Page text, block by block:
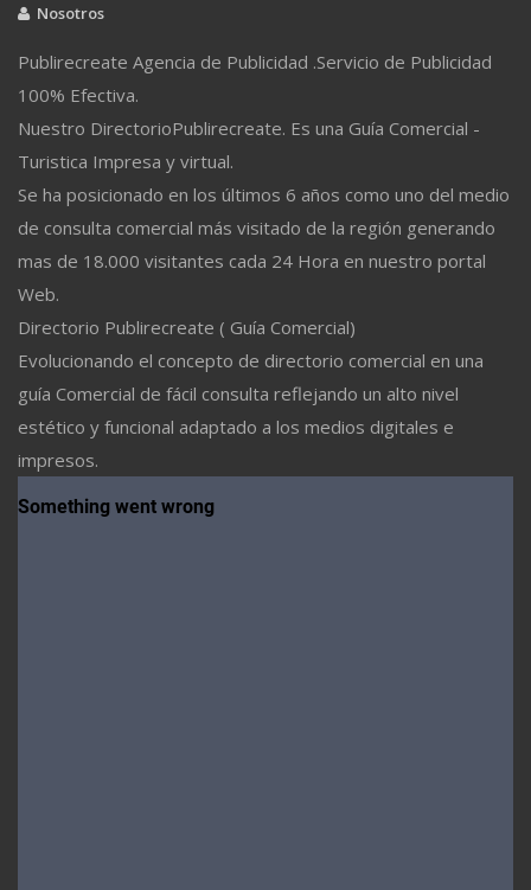
Nosotros
Publirecreate Agencia de Publicidad .Servicio de Publicidad
100% Efectiva.
Nuestro DirectorioPublirecreate. Es una Guía Comercial -
Turistica Impresa y virtual.
Se ha posicionado en los últimos 6 años como uno del medio
de consulta comercial más visitado de la región generando
mas de 18.000 visitantes cada 24 Hora en nuestro portal
Web.
Directorio Publirecreate ( Guía Comercial)
Evolucionando el concepto de directorio comercial en una
guía Comercial de fácil consulta reflejando un alto nivel
estético y funcional adaptado a los medios digitales e
impresos.